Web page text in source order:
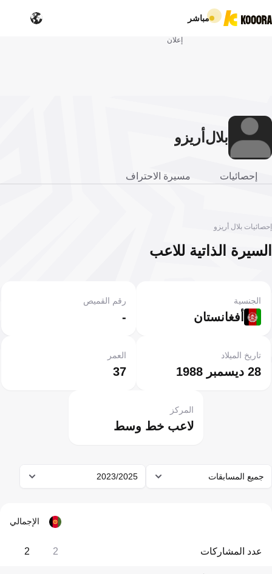
مباشر
إعلان
بلال أريزو
إحصائيات مسيرة الاحتراف
إحصائيات بلال أريزو
السيرة الذاتية للاعب
أفغانستان
الجنسية
-
رقم القميص
28 ديسمبر 1988
تاريخ الميلاد
37
العمر
لاعب خط وسط
المركز
جميع المسابقات 2023/2025
الإجمالي
عدد المشاركات 2
2